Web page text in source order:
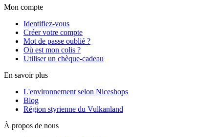
Mon compte
Identifiez-vous
Créer votre compte
Mot de passe oublié ?
Où est mon colis ?
Utiliser un chèque-cadeau
En savoir plus
L'environnement selon Niceshops
Blog
Région styrienne du Vulkanland
À propos de nous